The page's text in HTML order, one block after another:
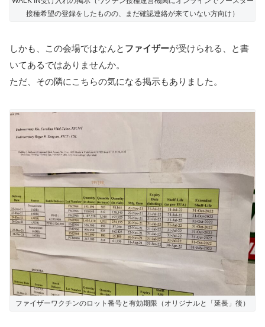
接種希望の登録をしたものの、まだ確認連絡が来ていない方向け）
しかも、この会場ではなんと ファイザーが受けられる、と書
いてあるではありませんか。
ただ、その隣にこちらの気になる掲示もありました。
ファイザーワクチンのロット番号と有効期限（オリジナルと「延長」後）